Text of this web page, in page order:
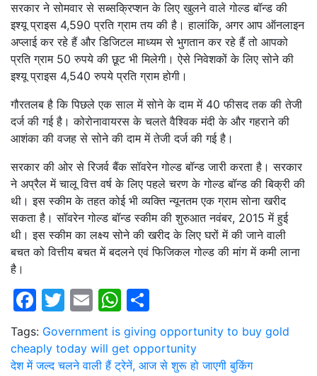
सरकार ने सोमवार से सब्सक्रिप्शन के लिए खुलने वाले गोल्ड बॉन्ड की
इश्यू प्राइस 4,590 प्रति ग्राम तय की है। हालांकि, अगर आप ऑनलाइन
अप्लाई कर रहे हैं और डिजिटल माध्यम से भुगतान कर रहे हैं तो आपको
प्रति ग्राम 50 रुपये की छूट भी मिलेगी। ऐसे निवेशकों के लिए सोने की
इश्यू प्राइस 4,540 रुपये प्रति ग्राम होगी।
गौरतलब है कि पिछले एक साल में सोने के दाम में 40 फीसद तक की तेजी
दर्ज की गई है। कोरोनावायरस के चलते वैश्विक मंदी के और गहराने की
आशंका की वजह से सोने की दाम में तेजी दर्ज की गई है।
सरकार की ओर से रिजर्व बैंक सॉवरेन गोल्ड बॉन्ड जारी करता है। सरकार
ने अप्रैल में चालू वित्त वर्ष के लिए पहले चरण के गोल्ड बॉन्ड की बिक्री की
थी। इस स्कीम के तहत कोई भी व्यक्ति न्यूनतम एक ग्राम सोना खरीद
सकता है। सॉवरेन गोल्ड बॉन्ड स्कीम की शुरुआत नवंबर, 2015 में हुई
थी। इस स्कीम का लक्ष्य सोने की खरीद के लिए घरों में की जाने वाली
बचत को वित्तीय बचत में बदलने एवं फिजिकल गोल्ड की मांग में कमी लाना
है।
Facebook
Twitter
EmailWhatsApp
Tags: Government is giving opportunity to buy gold
cheaply today will get opportunity
Post
देश में जल्द चलने वाली हैं ट्रेनें, आज से शुरू हो जाएगी बुकिंग